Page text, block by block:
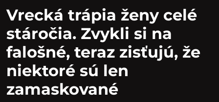
Vrecká trápia ženy celé
stáročia. Zvykli si na
falošné, teraz zisťujú, že
niektoré sú len
zamaskované